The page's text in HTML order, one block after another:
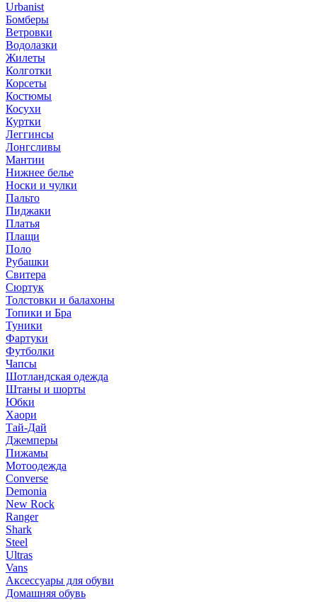
Urbanist
Бомберы
Ветровки
Водолазки
Жилеты
Колготки
Корсеты
Костюмы
Косухи
Куртки
Леггинсы
Лонгсливы
Мантии
Нижнее белье
Носки и чулки
Пальто
Пиджаки
Платья
Плащи
Поло
Рубашки
Свитера
Сюртук
Толстовки и балахоны
Топики и Бра
Туники
Фартуки
Футболки
Чапсы
Шотландская одежда
Штаны и шорты
Юбки
Хаори
Тай-Дай
Джемперы
Пижамы
Мотоодежда
Converse
Demonia
New Rock
Ranger
Shark
Steel
Ultras
Vans
Аксессуары для обуви
Домашняя обувь